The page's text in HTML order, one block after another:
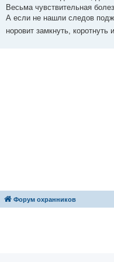
Весьма чувствительная
А если не нашли следов
норовит замкнуть, коротнуть
Форум охранников